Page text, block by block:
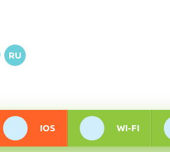
RU
IOS WI-FI